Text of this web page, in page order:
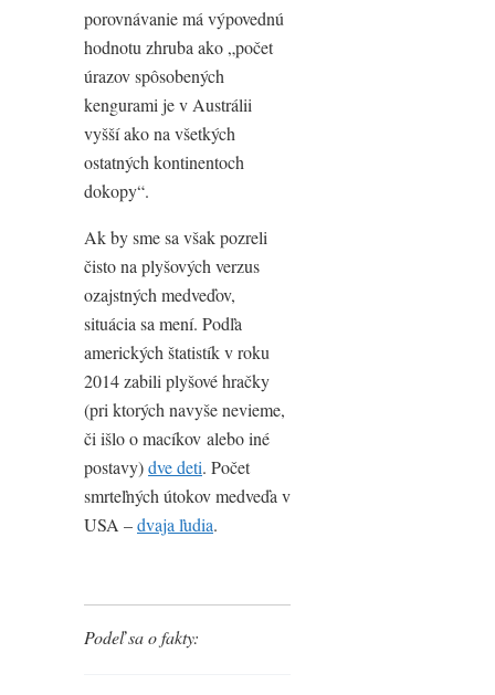
porovnávanie má výpovednú
hodnotu zhruba ako „počet
úrazov spôsobených
kengurami je v Austrálii
vyšší ako na všetkých
ostatných kontinentoch
dokopy“.
Ak by sme sa však pozreli
čisto na plyšových verzus
ozajstných medveďov,
situácia sa mení. Podľa
amerických štatistík v roku
2014 zabili plyšové hračky
(pri ktorých navyše nevieme,
či išlo o macíkov alebo iné
postavy)dve deti. Počet
smrteľných útokov medveďa v
USA –dvaja ľudia.
Podeľ sa o fakty: